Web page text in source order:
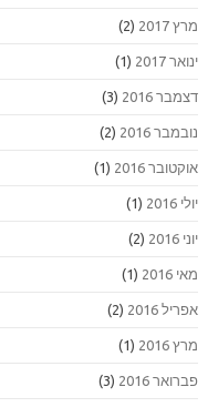
מרץ 2017 (2)
ינואר 2017 (1)
דצמבר 2016 (3)
נובמבר 2016 (2)
אוקטובר 2016 (1)
יולי 2016 (1)
יוני 2016 (2)
מאי 2016 (1)
אפריל 2016 (2)
מרץ 2016 (1)
פברואר 2016 (3)